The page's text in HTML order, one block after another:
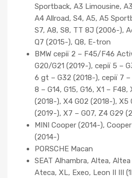
Sportback, A3 Limousine,
A4 Allroad, S4, A5, A5
S7, A8, S8, TT 8J (2006-),
Q7 (2015-), Q8, E-tron
BMW серії 2 – F45/F46
G20/G21 (2019-), серії 5 –
6 gt – G32 (2018-), серії 7 –
8 – G14, G15, G16, X1 –
(2018-), X4 G02 (2018-), X5
(2019-), X7 – G07, Z4 G29
MINI Cooper (2014-),
(2014-)
PORSCHE Macan
SEAT Alhambra, Altea,
Ateca, XL, Exeo, Leon II III